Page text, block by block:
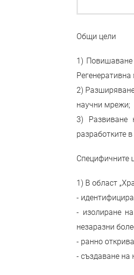
Общи цели
1) Повишаване
2)
научни мрежи;
3) Развиване
разработките
Специфичните
1) В област
-
- изолиране
незаразни
- ранно
- създаване на